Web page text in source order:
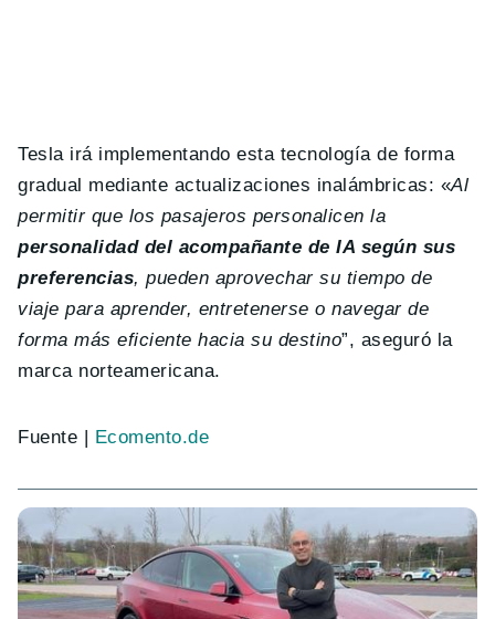
Tesla irá implementando esta tecnología de forma
gradual mediante actualizaciones inalámbricas: «Al
permitir que los pasajeros personalicen la
personalidad del acompañante de IA según sus
preferencias, pueden aprovechar su tiempo de
viaje para aprender, entretenerse o navegar de
forma más eficiente hacia su destino”, aseguró la
marca norteamericana.
Fuente | Ecomento.de